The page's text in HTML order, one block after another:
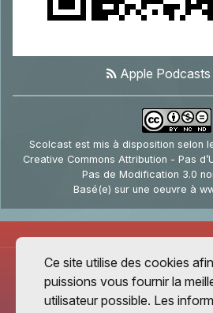
Apple Podcasts
Scolcast est mis à disposition selon
Creative Commons Attribution - Pas
Pas de Modification 3.0
Basé(e) sur une oeuvre à
Ce site utilise des cookies
puissions vous fournir la
utilisateur possible. Les